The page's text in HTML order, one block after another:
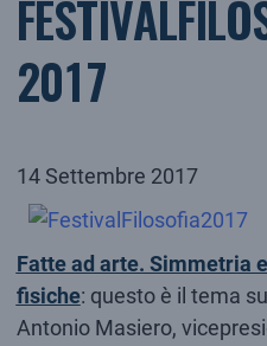
2017
14 Settembre 2017
Fatte ad arte. Simmetria
fisiche: questo è il tema
Antonio Masiero,